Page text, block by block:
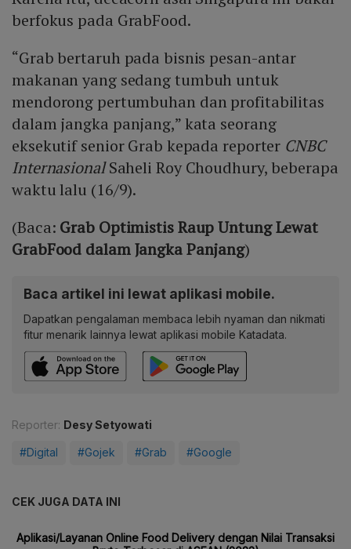
berfokus pada GrabFood.
“Grab bertaruh pada bisnis pesan-antar
makanan yang sedang tumbuh untuk
mendorong pertumbuhan dan profitabilitas
dalam jangka panjang,” kata seorang
eksekutif senior Grab kepada reporter CNBC
InternasionalSaheli Roy Choudhury, beberapa
waktu lalu (16/9).
(Baca: Grab Optimistis Raup Untung Lewat
GrabFood dalam Jangka Panjang)
Baca artikel ini lewat aplikasi mobile.
Dapatkan pengalaman membaca lebih nyaman dan nikmati
fitur menarik lainnya lewat aplikasi mobile Katadata.
Reporter: Desy Setyowati
#Digital #Gojek #Grab #Google
CEK JUGA DATA INI